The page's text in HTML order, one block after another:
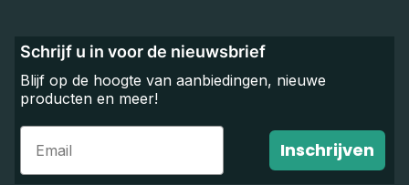
Schrijf u in voor de nieuwsbrief
Blijf op de hoogte van aanbiedingen, nieuwe
producten en meer!
Email
Inschrijven